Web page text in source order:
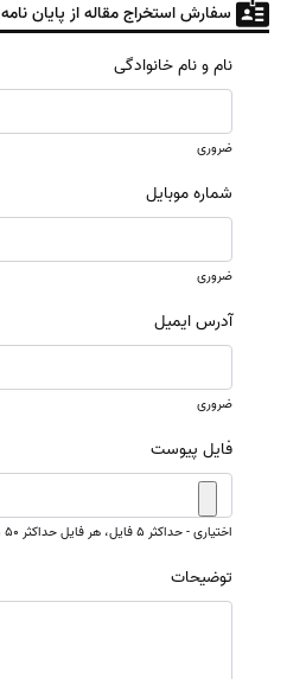
سفارش استخراج مقاله از پایان نامه
نام و نام خانوادگی
ضروری
شماره موبایل
ضروری
آدرس ایمیل
ضروری
فایل پیوست
اختیاری - حداکثر 5 فایل، هر فایل حداکثر 50 مگابایت
توضیحات